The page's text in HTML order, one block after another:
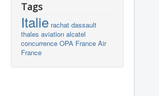
Tags
Italie rachat dassault
thales aviation alcatel
concurrence OPA France Air
France